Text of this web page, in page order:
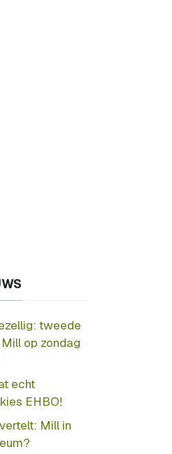
tweede
op zondag
echt
EHBO!
Mill in